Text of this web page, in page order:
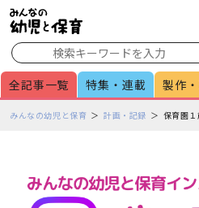
全記事一覧 特集・連載 製作
ペみんなの幼児と保育 計画・記録 保育園